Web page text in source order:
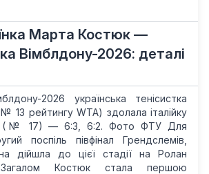
Марта Костюк —
Вімблдону-2026: деталі
2026 українська тенісистка
13 рейтингу WTA) здолала італійку
(№ 17) — 6:3, 6:2. Фото ФТУ Для
поспіль півфінал Грендслемів,
дійшла до цієї стадії на Ролан
Загалом Костюк стала першою